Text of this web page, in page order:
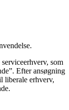
som
Efter ansøgning
liberale erhverv,